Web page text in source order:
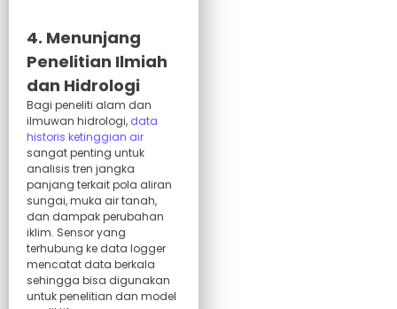
4. Menunjang
Penelitian Ilmiah
dan Hidrologi
Bagi peneliti alam dan
ilmuwan hidrologi, data
historis ketinggian air
sangat penting untuk
analisis tren jangka
panjang terkait pola aliran
sungai, muka air tanah,
dan dampak perubahan
iklim. Sensor yang
terhubung ke data logger
mencatat data berkala
sehingga bisa digunakan
untuk penelitian dan model